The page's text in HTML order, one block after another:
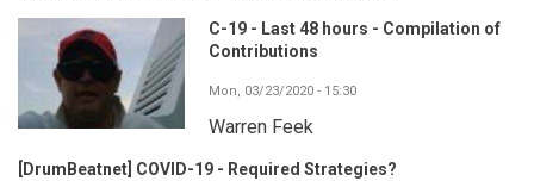
C-19 - Last 48 hours - Compilation of
Contributions
Mon, 03/23/2020 - 15:30
Warren Feek
[DrumBeatnet] COVID-19 - Required Strategies?